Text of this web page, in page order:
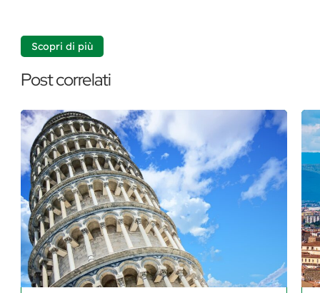
Scopri di più
Post correlati